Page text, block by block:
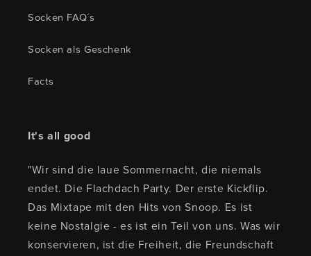
Socken FAQ´s
Socken als Geschenk
Facts
It's all good
"Wir sind die laue Sommernacht, die niemals
endet. Die Flachdach Party. Der erste Kickflip.
Das Mixtape mit den Hits von Snoop. Es ist
keine Nostalgie - es ist ein Teil von uns. Was wir
konservieren, ist die Freiheit, die Freundschaft